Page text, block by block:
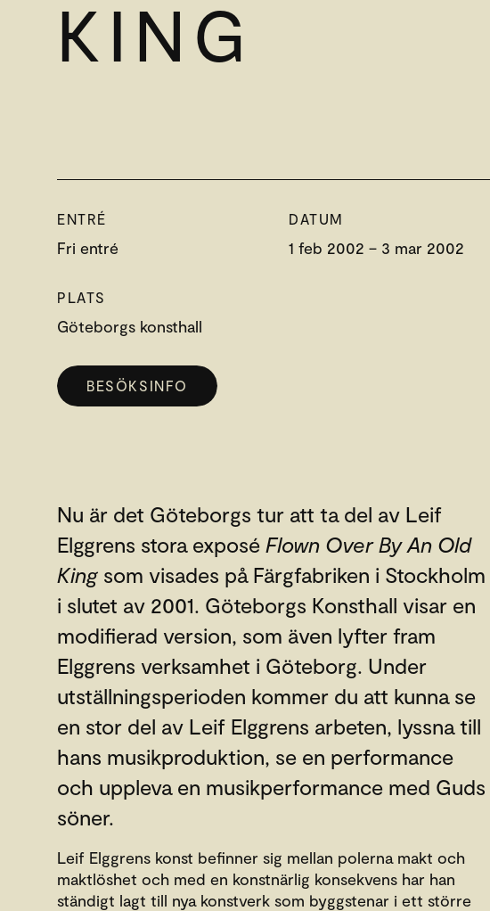
KING
ENTRÉ
Fri entré
DATUM
1 feb 2002 – 3 mar 2002
PLATS
Göteborgs konsthall
BESÖKSINFO
Nu är det Göteborgs tur att ta del av Leif
Elggrens stora exposé Flown Over By An Old
King som visades på Färgfabriken i Stockholm
i slutet av 2001. Göteborgs Konsthall visar en
modifierad version, som även lyfter fram
Elggrens verksamhet i Göteborg. Under
utställningsperioden kommer du att kunna se
en stor del av Leif Elggrens arbeten, lyssna till
hans musikproduktion, se en performance
och uppleva en musikperformance med Guds
söner.
Leif Elggrens konst befinner sig mellan polerna makt och
maktlöshet och med en konstnärlig konsekvens har han
ständigt lagt till nya konstverk som byggstenar i ett större